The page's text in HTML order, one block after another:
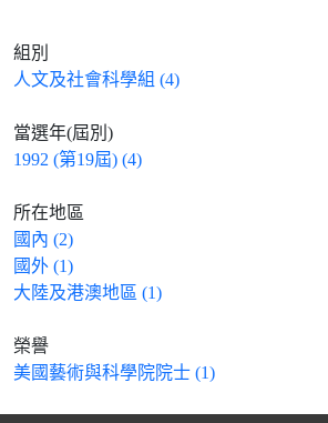
組別
人文及社會科學組 (4)
當選年(屆別)
1992 (第19屆) (4)
所在地區
國內 (2)
國外 (1)
大陸及港澳地區 (1)
榮譽
美國藝術與科學院院士 (1)